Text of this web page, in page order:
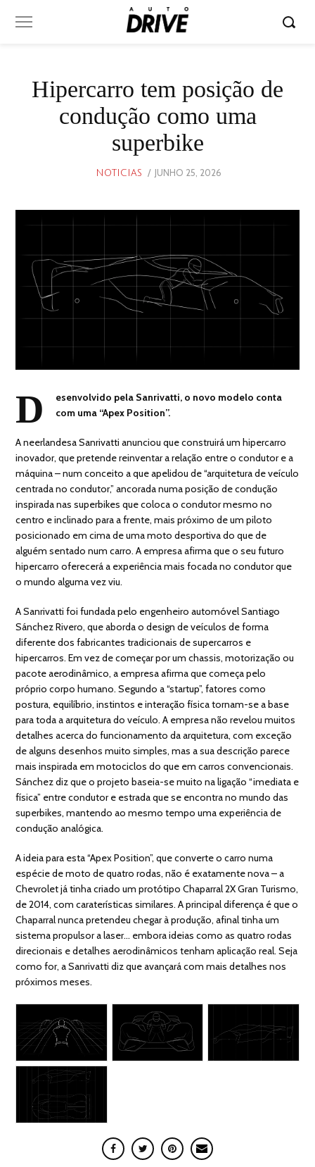
Hipercarro tem posição de
condução como uma
superbike
NOTICIAS
POSTED
JUNHO 25, 2026
D
esenvolvido pela Sanrivatti, o novo modelo conta
com uma “Apex Position”.
A neerlandesa Sanrivatti anunciou que construirá um hipercarro
inovador, que pretende reinventar a relação entre o condutor e a
máquina – num conceito a que apelidou de “arquitetura de veículo
centrada no condutor,” ancorada numa posição de condução
inspirada nas superbikes que coloca o condutor mesmo no
centro e inclinado para a frente, mais próximo de um piloto
posicionado em cima de uma moto desportiva do que de
alguém sentado num carro. A empresa afirma que o seu futuro
hipercarro oferecerá a experiência mais focada no condutor que
o mundo alguma vez viu.
A Sanrivatti foi fundada pelo engenheiro automóvel Santiago
Sánchez Rivero, que aborda o design de veículos de forma
diferente dos fabricantes tradicionais de supercarros e
hipercarros. Em vez de começar por um chassis, motorização ou
pacote aerodinâmico, a empresa afirma que começa pelo
próprio corpo humano. Segundo a “startup”, fatores como
postura, equilíbrio, instintos e interação física tornam-se a base
para toda a arquitetura do veículo. A empresa não revelou muitos
detalhes acerca do funcionamento da arquitetura, com exceção
de alguns desenhos muito simples, mas a sua descrição parece
mais inspirada em motociclos do que em carros convencionais.
Sánchez diz que o projeto baseia-se muito na ligação “imediata e
física” entre condutor e estrada que se encontra no mundo das
superbikes, mantendo ao mesmo tempo uma experiência de
condução analógica.
A ideia para esta “Apex Position”, que converte o carro numa
espécie de moto de quatro rodas, não é exatamente nova – a
Chevrolet já tinha criado um protótipo Chaparral 2X Gran Turismo,
de 2014, com caraterísticas similares. A principal diferença é que o
Chaparral nunca pretendeu chegar à produção, afinal tinha um
sistema propulsor a laser… embora ideias como as quatro rodas
direcionais e detalhes aerodinâmicos tenham aplicação real. Seja
como for, a Sanrivatti diz que avançará com mais detalhes nos
próximos meses.